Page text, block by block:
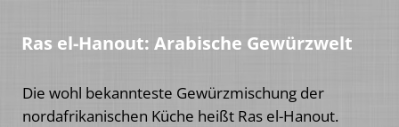
Ras el-Hanout: Arabische Gewürzwelt
Die wohl bekannteste Gewürzmischung der
nordafrikanischen Küche heißt Ras el-Hanout.